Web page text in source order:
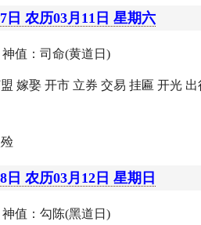
日 农历03月11日 星期六
值：司命(黄道日)
嫁娶 开市 立券 交易 挂匾 开光
日 农历03月12日 星期日
值：勾陈(黑道日)